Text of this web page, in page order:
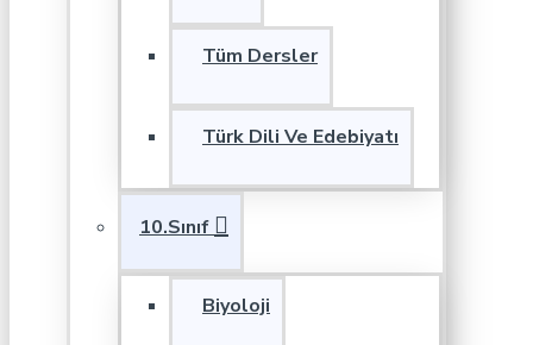
Tüm Dersler
Türk Dili Ve Edebiyatı
10.Sınıf
Biyoloji